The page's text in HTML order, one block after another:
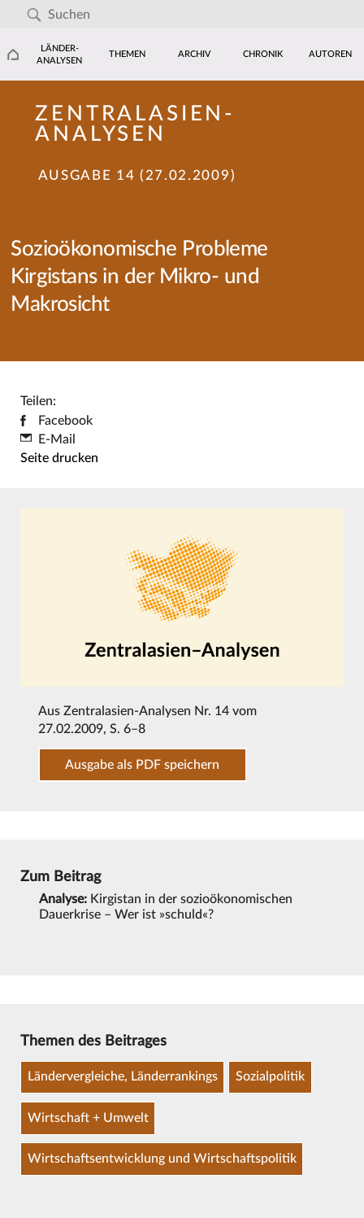
LÄNDER-
ANALYSEN
THEMEN ARCHIV CHRONIK AUTOREN
ZENTRALASIEN-
ANALYSEN
AUSGABE 14 (27.02.2009)
Sozioökonomische Probleme
Kirgistans in der Mikro- und
Makrosicht
Teilen:
Facebook
E-Mail
Seite drucken
Aus Zentralasien-Analysen Nr. 14 vom
27.02.2009, S. 6–8
Ausgabe als PDF speichern
Zum Beitrag
Analyse: Kirgistan in der sozioökonomischen
Dauerkrise – Wer ist »schuld«?
Themen des Beitrages
Ländervergleiche, Länderrankings Sozialpolitik
Wirtschaft + Umwelt
Wirtschaftsentwicklung und Wirtschaftspolitik